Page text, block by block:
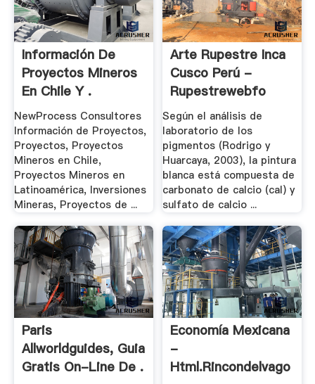
Información De
Proyectos Mineros
En Chile Y .
NewProcess Consultores
Información de Proyectos,
Proyectos, Proyectos
Mineros en Chile,
Proyectos Mineros en
Latinoamérica, Inversiones
Mineras, Proyectos de ...
Arte Rupestre Inca
Cusco Perú -
Rupestrewebfo
Según el análisis de
laboratorio de los
pigmentos (Rodrigo y
Huarcaya, 2003), la pintura
blanca está compuesta de
carbonato de calcio (cal) y
sulfato de calcio ...
Paris
Allworldguides, Guia
Gratis On-Line De .
Economía Mexicana
-
Html.rincondelvago